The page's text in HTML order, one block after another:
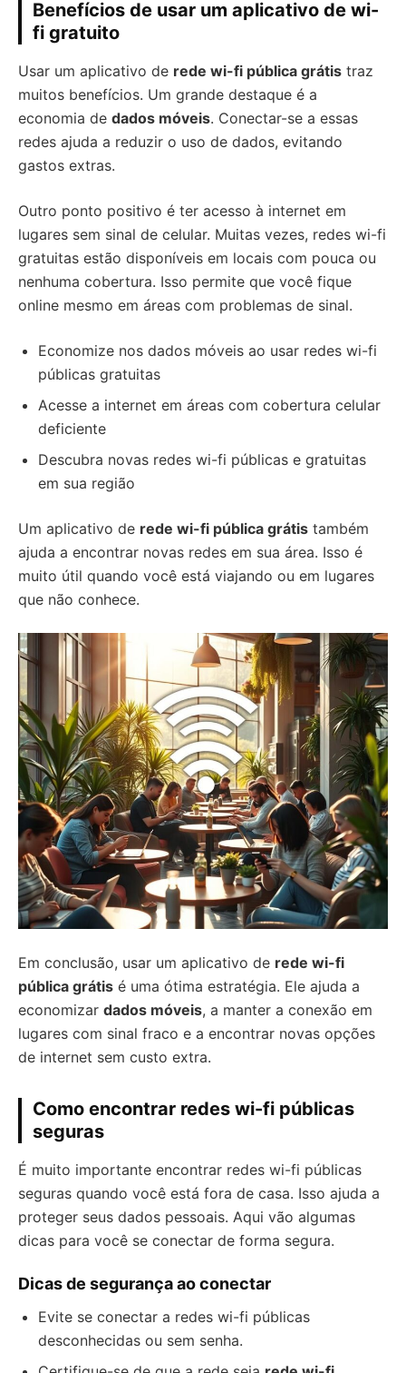
Benefícios de usar um aplicativo de wi-
fi gratuito
Usar um aplicativo de rede wi-fi pública grátis traz
muitos benefícios. Um grande destaque é a
economia de dados móveis. Conectar-se a essas
redes ajuda a reduzir o uso de dados, evitando
gastos extras.
Outro ponto positivo é ter acesso à internet em
lugares sem sinal de celular. Muitas vezes, redes wi-fi
gratuitas estão disponíveis em locais com pouca ou
nenhuma cobertura. Isso permite que você fique
online mesmo em áreas com problemas de sinal.
Economize nos dados móveis ao usar redes wi-fi
públicas gratuitas
Acesse a internet em áreas com cobertura celular
deficiente
Descubra novas redes wi-fi públicas e gratuitas
em sua região
Um aplicativo de rede wi-fi pública grátis também
ajuda a encontrar novas redes em sua área. Isso é
muito útil quando você está viajando ou em lugares
que não conhece.
Em conclusão, usar um aplicativo de rede wi-fi
pública grátis é uma ótima estratégia. Ele ajuda a
economizar dados móveis, a manter a conexão em
lugares com sinal fraco e a encontrar novas opções
de internet sem custo extra.
Como encontrar redes wi-fi públicas
seguras
É muito importante encontrar redes wi-fi públicas
seguras quando você está fora de casa. Isso ajuda a
proteger seus dados pessoais. Aqui vão algumas
dicas para você se conectar de forma segura.
Dicas de segurança ao conectar
Evite se conectar a redes wi-fi públicas
desconhecidas ou sem senha.